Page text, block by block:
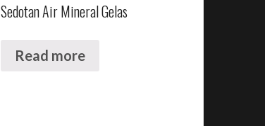
Sedotan Air Mineral Gelas
Read more